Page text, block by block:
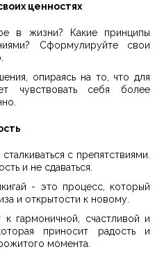
ценностях
в жизни? Какие принципы
Сформулируйте свои
опираясь на то, что для
чувствовать себя более
с препятствиями.
и не сдаваться.
- это процесс, который
и открытости к новому.
гармоничной, счастливой и
приносит радость и
момента.